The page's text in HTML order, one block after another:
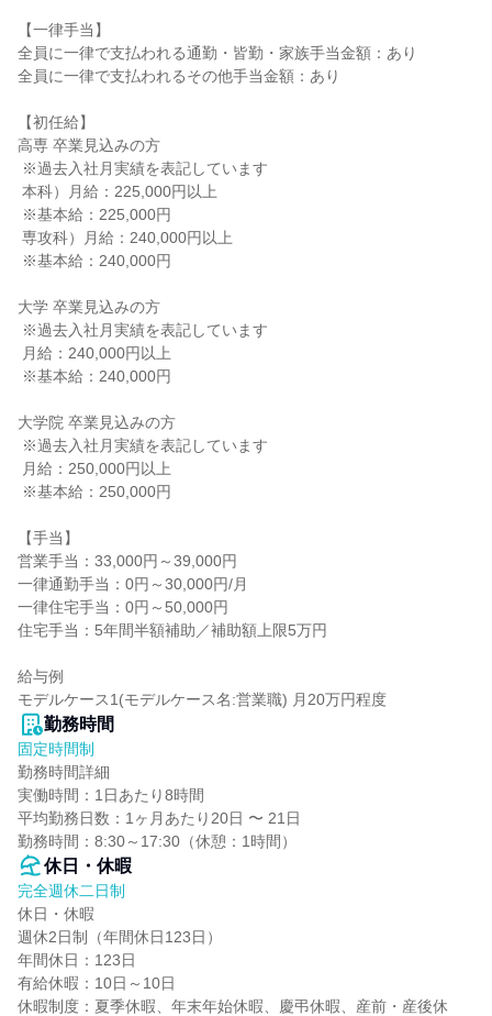
【一律手当】
全員に一律で支払われる通勤・皆勤・家族手当金額：あり
全員に一律で支払われるその他手当金額：あり
【初任給】
高専 卒業見込みの方
大学 卒業見込みの方
大学院 卒業見込みの方
【手当】
営業手当：33,000円～39,000円
一律通勤手当：0円～30,000円/月
一律住宅手当：0円～50,000円
住宅手当：5年間半額補助／補助額上限5万円
給与例
モデルケース1(モデルケース名:営業職) 月20万円程度
勤務時間
固定時間制
勤務時間詳細
実働時間：1日あたり8時間
平均勤務日数：1ヶ月あたり20日 〜 21日
勤務時間：8:30～17:30（休憩：1時間）
休日・休暇
完全週休二日制
休日・休暇
週休2日制（年間休日123日）
年間休日：123日
有給休暇：10日～10日
休暇制度：夏季休暇、年末年始休暇、慶弔休暇、産前・産後休